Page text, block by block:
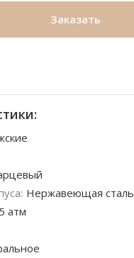
Заказать
Нержавеющая сталь
5 атм